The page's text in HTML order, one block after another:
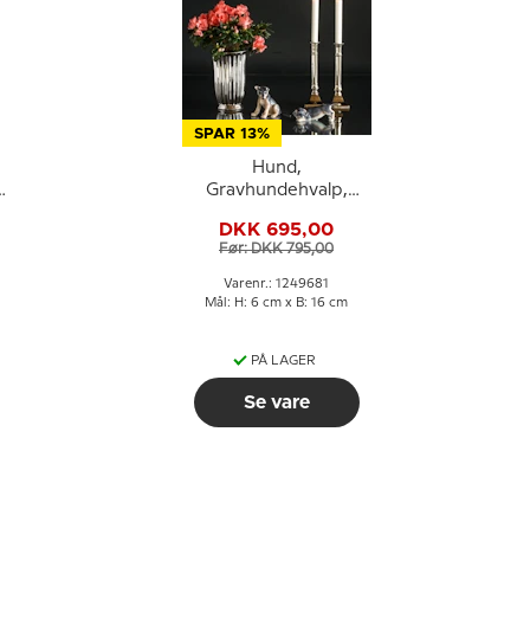
SPAR 13%
Hund,
Gravhundehvalp,
hunde figur nr. 681
DKK 695,00
Før: DKK 795,00
Varenr.: 1249681
Mål: H: 6 cm x B: 16 cm
PÅ LAGER
Se vare